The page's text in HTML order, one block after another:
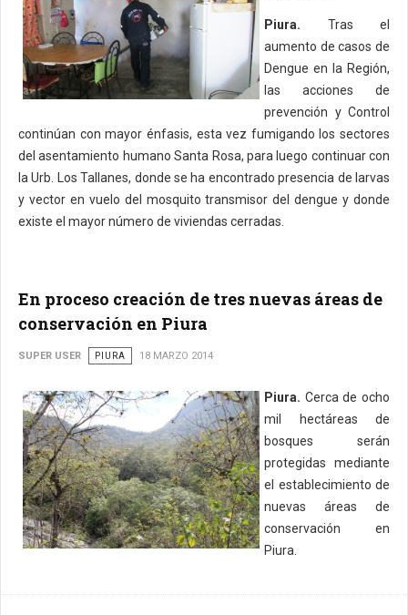
Piura. Tras el
aumento de casos de
Dengue en la Región,
las acciones de
prevención y Control
continúan con mayor énfasis, esta vez fumigando los sectores
del asentamiento humano Santa Rosa, para luego continuar con
la Urb. Los Tallanes, donde se ha encontrado presencia de larvas
y vector en vuelo del mosquito transmisor del dengue y donde
existe el mayor número de viviendas cerradas.
En proceso creación de tres nuevas áreas de
conservación en Piura
SUPER USER PIURA 18 MARZO 2014
Piura. Cerca de ocho
mil hectáreas de
bosques serán
protegidas mediante
el establecimiento de
nuevas áreas de
conservación en
Piura.